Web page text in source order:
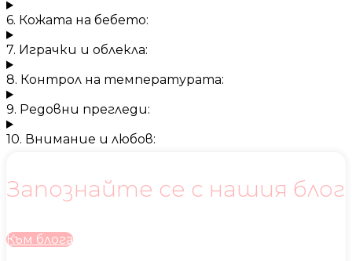
6. Кожата на бебето:
7. Играчки и облекла:
8. Контрол на температурата:
9. Редовни прегледи:
10. Внимание и любов:
Запознайте се с нашия блог
Към блога